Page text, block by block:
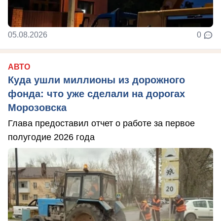
05.08.2026 0
АВТО
Куда ушли миллионы из дорожного
фонда: что уже сделали на дорогах
Морозовска
Глава предоставил отчет о работе за первое
полугодие 2026 года